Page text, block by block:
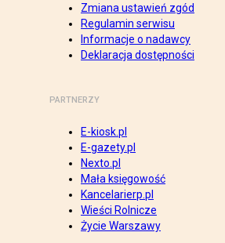
Zmiana ustawień zgód
Regulamin serwisu
Informacje o nadawcy
Deklaracja dostępności
PARTNERZY
E-kiosk.pl
E-gazety.pl
Nexto.pl
Mała księgowość
Kancelarierp.pl
Wieści Rolnicze
Życie Warszawy